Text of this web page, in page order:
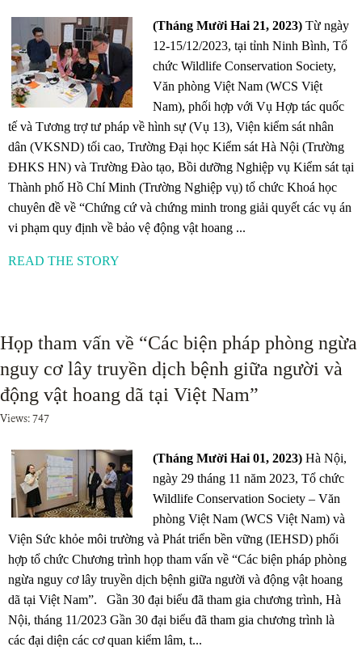
(Tháng Mười Hai 21, 2023) Từ ngày
12-15/12/2023, tại tỉnh Ninh Bình, Tổ
chức Wildlife Conservation Society,
Văn phòng Việt Nam (WCS Việt
Nam), phối hợp với Vụ Hợp tác quốc
tế và Tương trợ tư pháp về hình sự (Vụ 13), Viện kiểm sát nhân
dân (VKSND) tối cao, Trường Đại học Kiểm sát Hà Nội (Trường
ĐHKS HN) và Trường Đào tạo, Bồi dưỡng Nghiệp vụ Kiểm sát tại
Thành phố Hồ Chí Minh (Trường Nghiệp vụ) tổ chức Khoá học
chuyên đề về “Chứng cứ và chứng minh trong giải quyết các vụ án
vi phạm quy định về bảo vệ động vật hoang ...
READ THE STORY
Họp tham vấn về “Các biện pháp phòng ngừa
nguy cơ lây truyền dịch bệnh giữa người và
động vật hoang dã tại Việt Nam”
Views: 747
(Tháng Mười Hai 01, 2023) Hà Nội,
ngày 29 tháng 11 năm 2023, Tổ chức
Wildlife Conservation Society – Văn
phòng Việt Nam (WCS Việt Nam) và
Viện Sức khỏe môi trường và Phát triển bền vững (IEHSD) phối
hợp tổ chức Chương trình họp tham vấn về “Các biện pháp phòng
ngừa nguy cơ lây truyền dịch bệnh giữa người và động vật hoang
dã tại Việt Nam”. Gần 30 đại biểu đã tham gia chương trình, Hà
Nội, tháng 11/2023 Gần 30 đại biểu đã tham gia chương trình là
các đại diện các cơ quan kiểm lâm, t...